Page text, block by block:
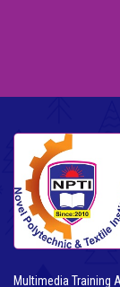
Multimedia Training